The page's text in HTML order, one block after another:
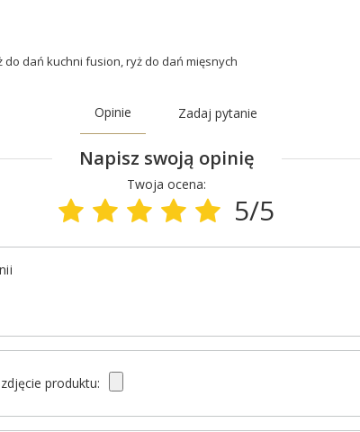
do dań kuchni fusion,ryż do dań mięsnych
Opinie Zadaj pytanie
Napisz swoją opinię
Twoja ocena:
5/5
produktu: